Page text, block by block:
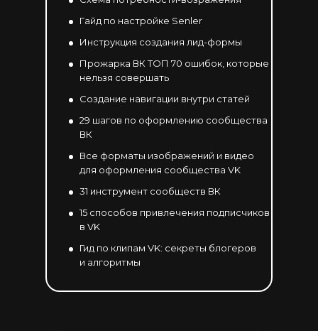
Гайд по настройке Senler
Инструкция создания лид-формы
Прожарка ВК ТОП 70 ошибок, которые
нельзя совершать
Создание навигации внутри статей
29 шагов по оформлению сообщества
ВК
Все форматы изображений и видео
для оформления сообщества VK
31 инструмент сообществ ВК
15 способов привлечения подписчиков
в VK
Гид по клипам VK: секреты блогеров
и алгоритмы